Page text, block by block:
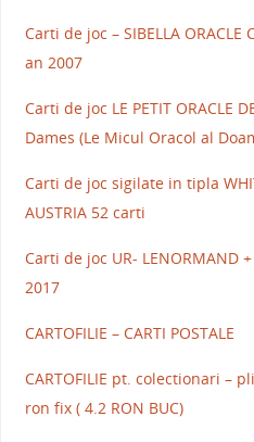
Carti de joc – SIBELLA
an 2007
Carti de joc LE PETIT ORACLE
Dames (Le Micul Oracol al
Carti de joc sigilate in tipla
AUSTRIA 52 carti
Carti de joc UR- LENORMAND
2017
CARTOFILIE – CARTI POSTALE
CARTOFILIE pt. colectionari –
ron fix ( 4.2 RON BUC)